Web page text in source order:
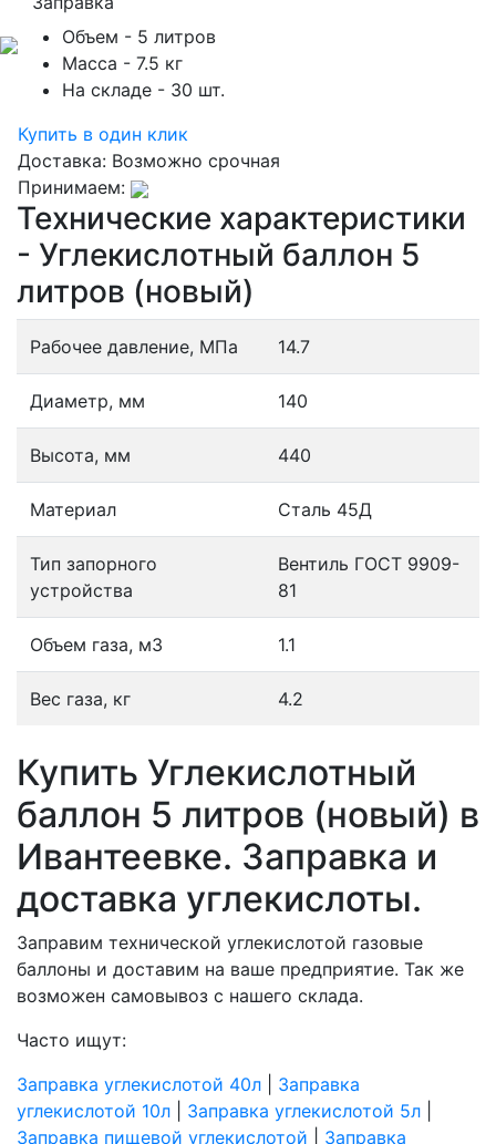
Объем - 5 литров
Масса - 7.5 кг
На складе - 30 шт.
Купить в один клик
Доставка: Возможно срочная
Принимаем:
Технические характеристики
- Углекислотный баллон 5
литров (новый)
Рабочее давление, МПа 14.7
Диаметр, мм 140
Высота, мм 440
Материал Сталь 45Д
Тип запорного
устройства
Вентиль ГОСТ 9909-
81
Объем газа, м3 1.1
Вес газа, кг 4.2
Купить Углекислотный
баллон 5 литров (новый) в
Ивантеевке. Заправка и
доставка углекислоты.
Заправим технической углекислотой газовые
баллоны и доставим на ваше предприятие. Так же
возможен самовывоз с нашего склада.
Часто ищут:
Заправка углекислотой 40л
Заправка
углекислотой 10л
Заправка углекислотой 5л
Заправка пищевой углекислотой
Заправка